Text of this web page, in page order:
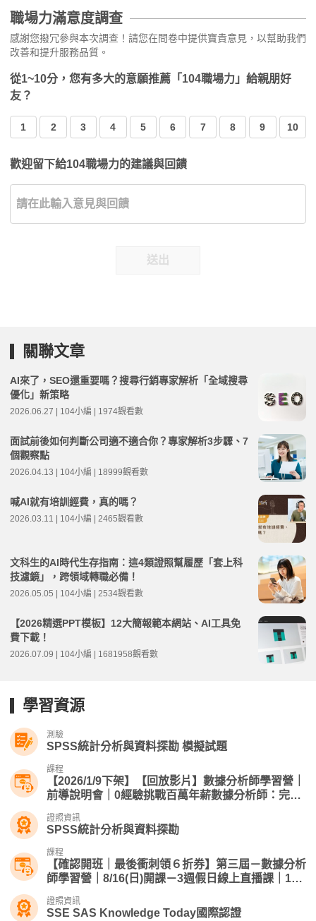
職場力滿意度調查
感謝您撥冗參與本次調查！請您在問卷中提供寶貴意見，以幫助我們
改善和提升服務品質。
從1~10分，您有多大的意願推薦「104職場力」給親朋好
友？
1 2 3 4 5 6 7 8 9 10
歡迎留下給104職場力的建議與回饋
送出
關聯文章
AI來了，SEO還重要嗎？搜尋行銷專家解析「全域搜尋
優化」新策略
2026.06.27 | 104小編 | 1974觀看數
面試前後如何判斷公司適不適合你？專家解析3步驟、7
個觀察點
2026.04.13 | 104小編 | 18999觀看數
喊AI就有培訓經費，真的嗎？
2026.03.11 | 104小編 | 2465觀看數
文科生的AI時代生存指南：這4類證照幫履歷「套上科
技濾鏡」，跨領域轉職必備！
2026.05.05 | 104小編 | 2534觀看數
【2026精選PPT模板】12大簡報範本網站、AI工具免
費下載！
2026.07.09 | 104小編 | 1681958觀看數
學習資源
測驗
SPSS統計分析與資料探勘 模擬試題
課程
【2026/1/9下架】【回放影片】數據分析師學習營｜
前導說明會｜0經驗挑戰百萬年薪數據分析師：完成
證照資訊
SPSS統計分析與資料探勘
課程
【確認開班｜最後衝刺領６折券】第三屆－數據分析
師學習營｜8/16(日)開課－3週假日線上直播課｜104
證照資訊
SSE SAS Knowledge Today國際認證